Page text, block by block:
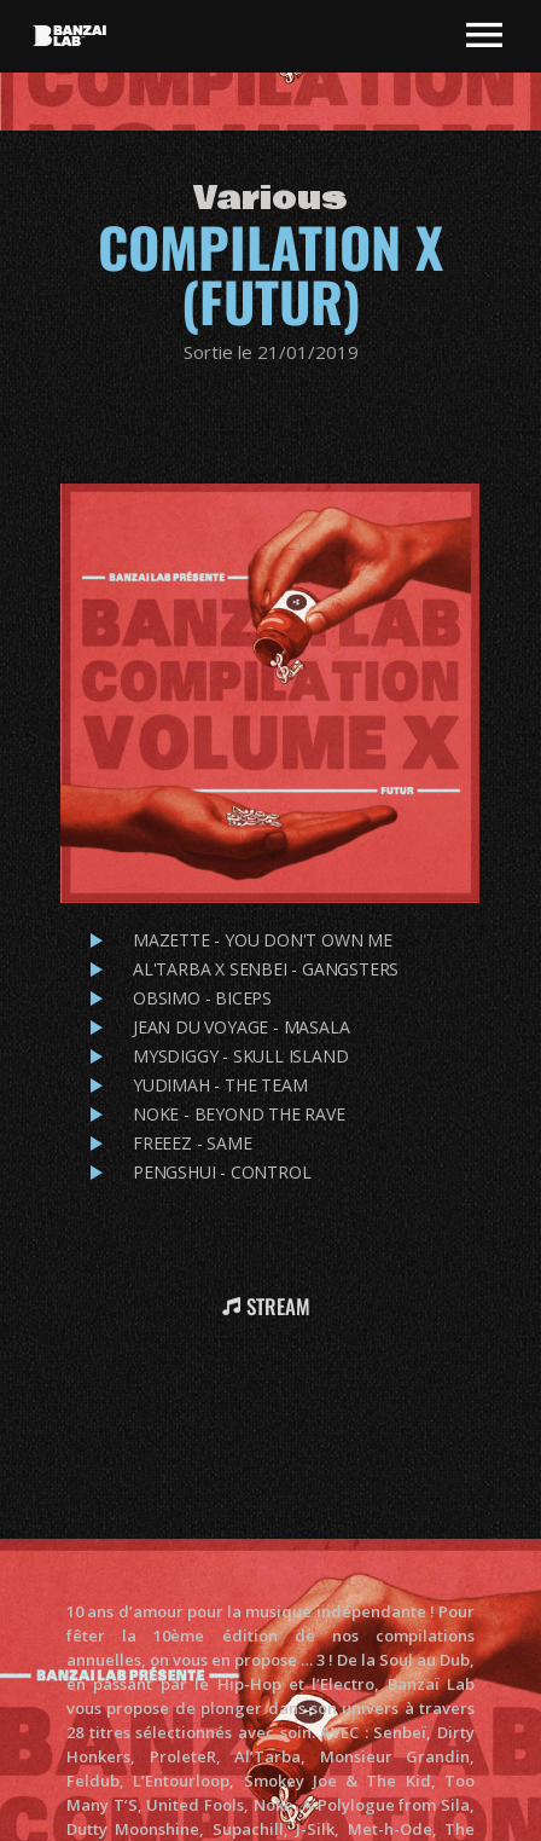
Various
COMPILATION X
(FUTUR)
Sortie le 21/01/2019
MAZETTE - YOU DON'T OWN ME
AL'TARBA X SENBEI - GANGSTERS
OBSIMO - BICEPS
JEAN DU VOYAGE - MASALA
MYSDIGGY - SKULL ISLAND
YUDIMAH - THE TEAM
NOKE - BEYOND THE RAVE
FREEEZ - SAME
PENGSHUI - CONTROL
STREAM
10 ans d’amour pour la musique indépendante ! Pour
fêter la 10ème édition de nos compilations
annuelles, on vous en propose … 3 ! De la Soul au Dub,
en passant par le Hip-Hop et l’Electro, Banzaï Lab
vous propose de plonger dans son univers à travers
28 titres sélectionnés avec soin. AVEC : Senbeï, Dirty
Honkers, ProleteR, Al’Tarba, Monsieur Grandin,
Feldub, L’Entourloop, Smokey Joe & The Kid, Too
Many T’S, United Fools, Noke, A Polylogue from Sila,
Dutty Moonshine, Supachill, J-Silk, Met-h-Ode, The